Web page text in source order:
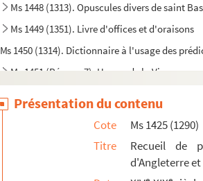
Ms 1448 (1313). Opuscules divers de saint
Ms 1449 (1351). Livre d'offices et d'oraisons
Ms 1450 (1314). Dictionnaire à l'usage des
Ms 1451 (Rés. ms 7). Heures de la Vierge
Présentation du contenu
Cote
Ms 1425 (1290)
Titre
Recueil de
d'Angleterre et